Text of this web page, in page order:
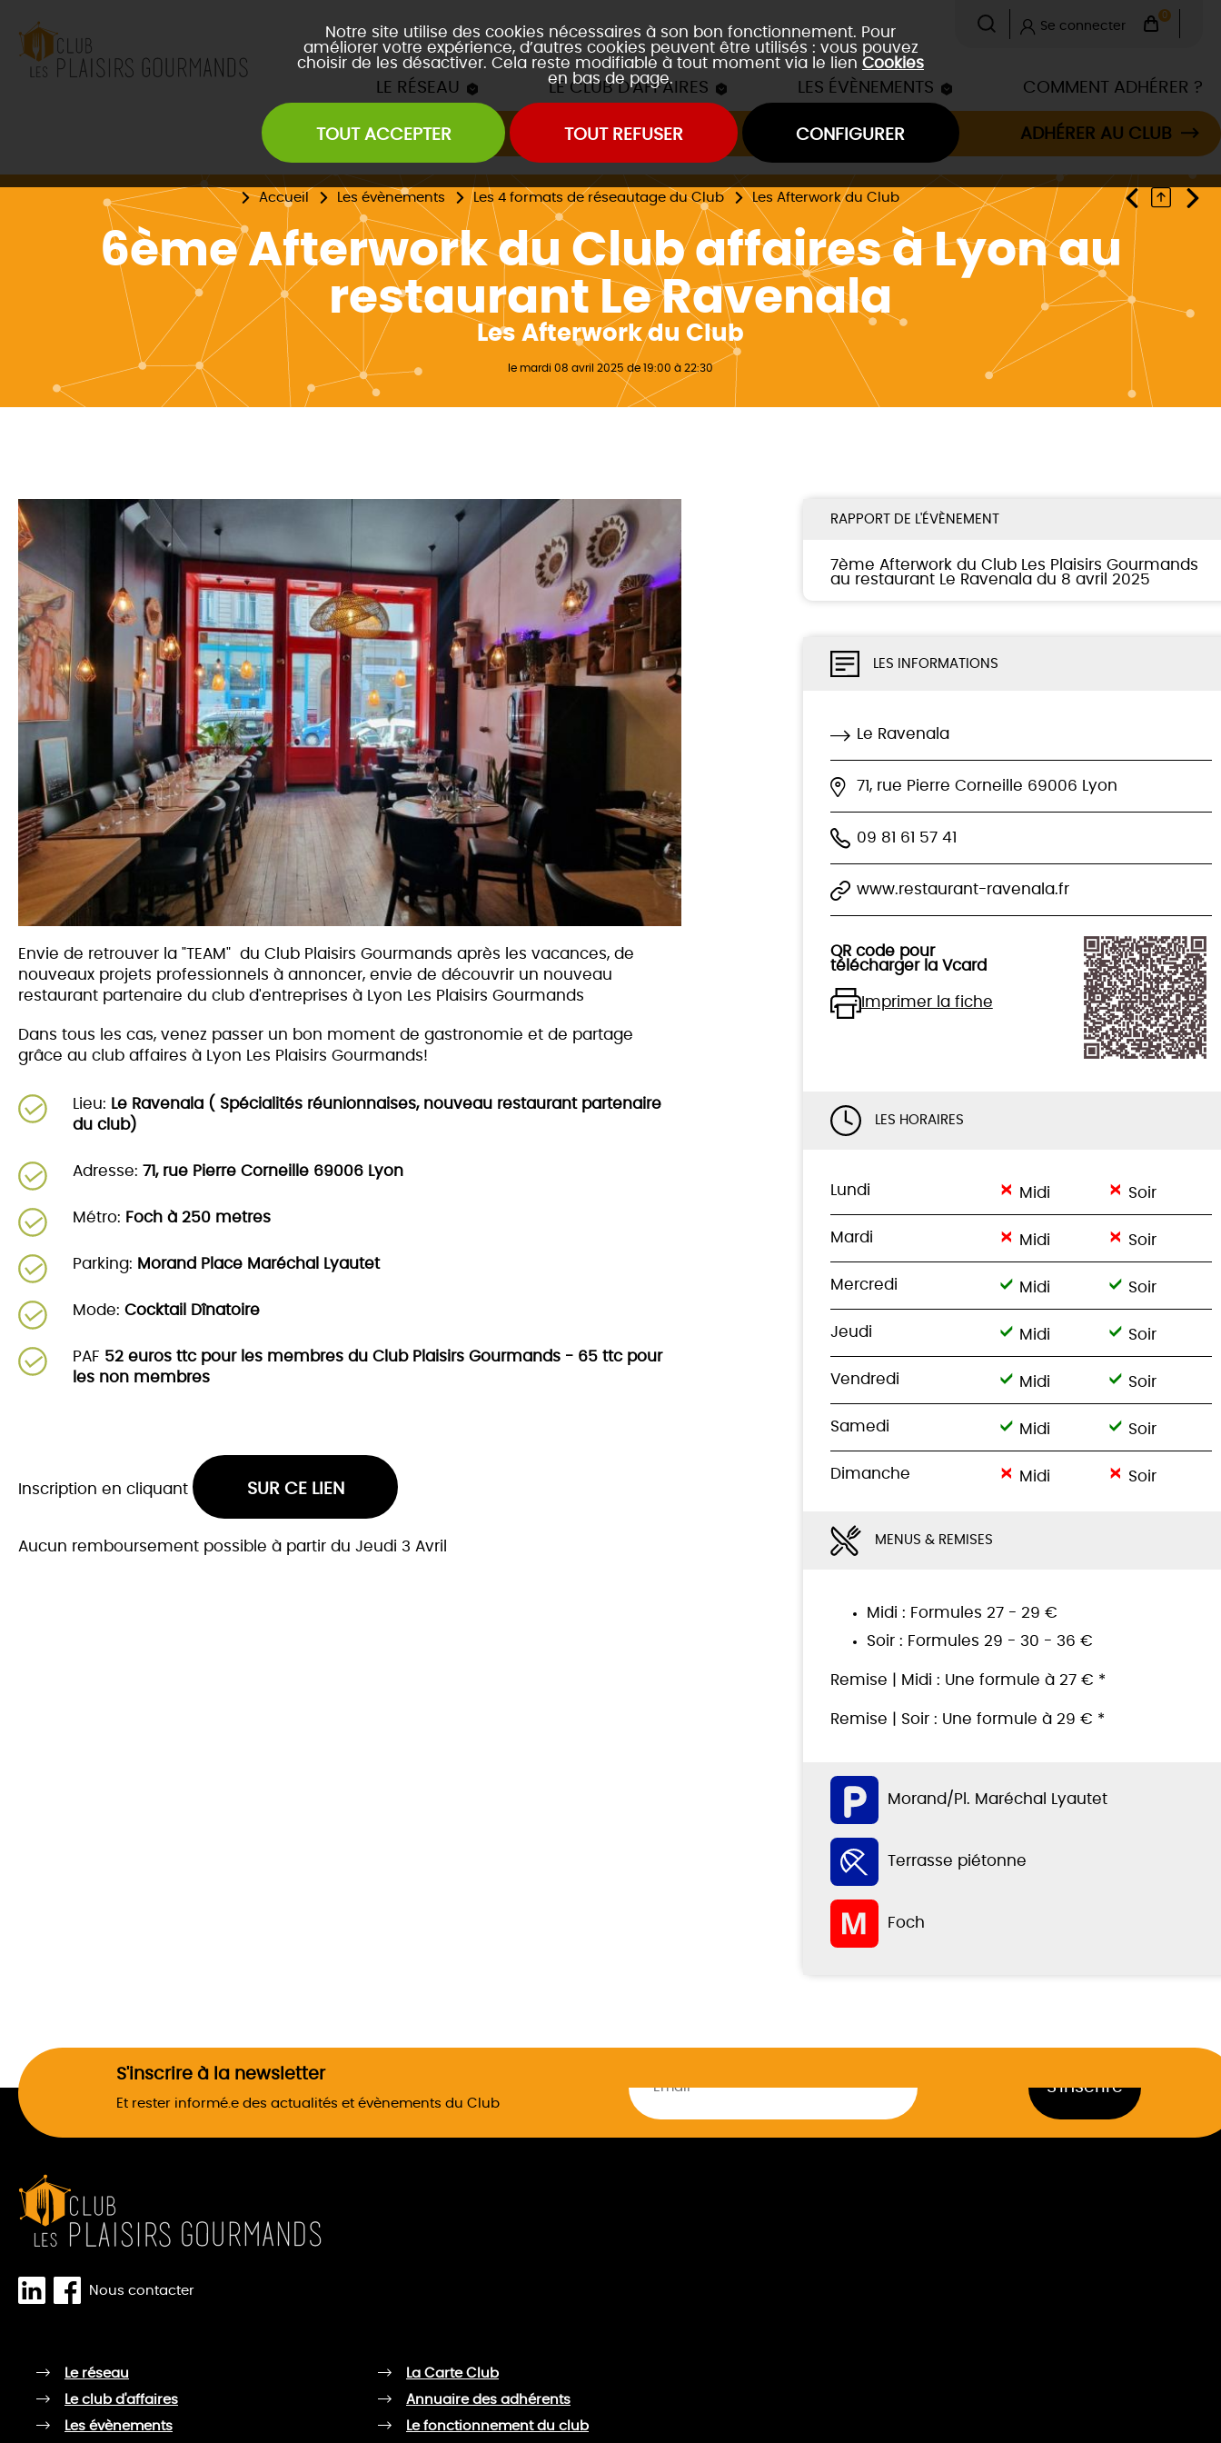
Notre site utilise des cookies nécessaires à son bon fonctionnement. Pour
améliorer votre expérience, d’autres cookies peuvent être utilisés : vous pouvez
choisir de les désactiver. Cela reste modifiable à tout moment via le lien Cookies
en bas de page.
TOUT ACCEPTER TOUT REFUSER CONFIGURER
0
Se connecter
LE RÉSEAU LE CLUB D'AFFAIRES LES ÉVÈNEMENTS
Les Afterwork du Club
Évènements Inter Club
Les mâchons du Club
Les event's "À la découverte de..."
COMMENT ADHÉRER ?
ADHÉRER AU CLUB
Accueil Les évènements Les 4 formats de réseautage du Club Les Afterwork du Club
6ème Afterwork du Club affaires à Lyon au
restaurant Le Ravenala
Les Afterwork du Club
le mardi 08 avril 2025 de 19:00 à 22:30
RAPPORT DE L'ÉVÈNEMENT
7ème Afterwork du Club Les Plaisirs Gourmands
au restaurant Le Ravenala du 8 avril 2025
LES INFORMATIONS
Le Ravenala
71, rue Pierre Corneille 69006 Lyon
09 81 61 57 41
www.restaurant-ravenala.fr
QR code pour
télécharger la Vcard
Imprimer la fiche
LES HORAIRES
Lundi Midi Soir
Mardi Midi Soir
Mercredi Midi Soir
Jeudi Midi Soir
Vendredi Midi Soir
Samedi Midi Soir
Dimanche Midi Soir
MENUS & REMISES
Midi : Formules 27 - 29 €
Soir : Formules 29 - 30 - 36 €
Remise | Midi : Une formule à 27 € *
Remise | Soir : Une formule à 29 € *
Morand/Pl. Maréchal Lyautet
Terrasse piétonne
Foch
Envie de retrouver la "TEAM" du Club Plaisirs Gourmands après les vacances, de
nouveaux projets professionnels à annoncer, envie de découvrir un nouveau
restaurant partenaire du club d'entreprises à Lyon Les Plaisirs Gourmands
Dans tous les cas, venez passer un bon moment de gastronomie et de partage
grâce au club affaires à Lyon Les Plaisirs Gourmands!
Lieu: Le Ravenala ( Spécialités réunionnaises, nouveau restaurant partenaire
du club)
Adresse: 71, rue Pierre Corneille 69006 Lyon
Métro: Foch à 250 metres
Parking: Morand Place Maréchal Lyautet
Mode: Cocktail Dînatoire
PAF 52 euros ttc pour les membres du Club Plaisirs Gourmands - 65 ttc pour
les non membres
Inscription en cliquant SUR CE LIEN
Aucun remboursement possible à partir du Jeudi 3 Avril
S'inscrire à la newsletter
Et rester informé.e des actualités et évènements du Club
Nous contacter
Le réseau
Le club d'affaires
Les évènements
La Carte Club
Annuaire des adhérents
Le fonctionnement du club